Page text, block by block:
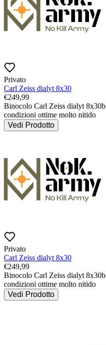
Privato
Carl Zeiss dialyt 8x30
€249,99
Binocolo Carl Zeiss dialyt 8x30b
condizioni ottime molto nitido
Vedi Prodotto
Privato
Carl Zeiss dialyt 8x30
€249,99
Binocolo Carl Zeiss dialyt 8x30b
condizioni ottime molto nitido
Vedi Prodotto